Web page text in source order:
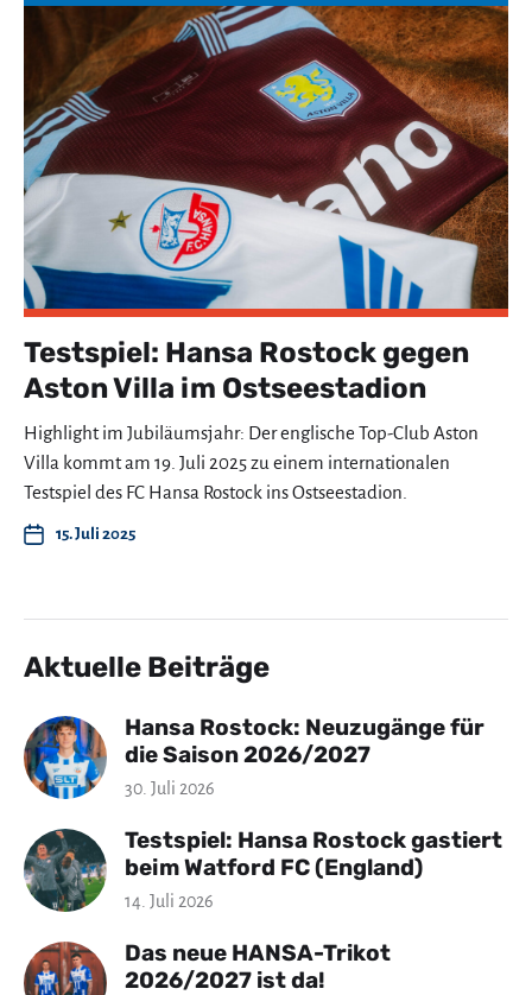
Testspiel: Hansa Rostock gegen
Aston Villa im Ostseestadion
Highlight im Jubiläumsjahr: Der englische Top-Club Aston
Villa kommt am 19. Juli 2025 zu einem internationalen
Testspiel des FC Hansa Rostock ins Ostseestadion.
15. Juli 2025
Aktuelle Beiträge
Hansa Rostock: Neuzugänge für
die Saison 2026/2027
30. Juli 2026
Testspiel: Hansa Rostock gastiert
beim Watford FC (England)
14. Juli 2026
Das neue HANSA-Trikot
2026/2027 ist da!